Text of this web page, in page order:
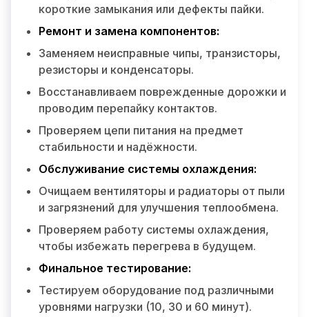
короткие замыкания или дефекты пайки.
Ремонт и замена компонентов:
Заменяем неисправные чипы, транзисторы,
резисторы и конденсаторы.
Восстанавливаем поврежденные дорожки и
проводим перепайку контактов.
Проверяем цепи питания на предмет
стабильности и надёжности.
Обслуживание системы охлаждения:
Очищаем вентиляторы и радиаторы от пыли
и загрязнений для улучшения теплообмена.
Проверяем работу системы охлаждения,
чтобы избежать перегрева в будущем.
Финальное тестирование:
Тестируем оборудование под различными
уровнями нагрузки (10, 30 и 60 минут).